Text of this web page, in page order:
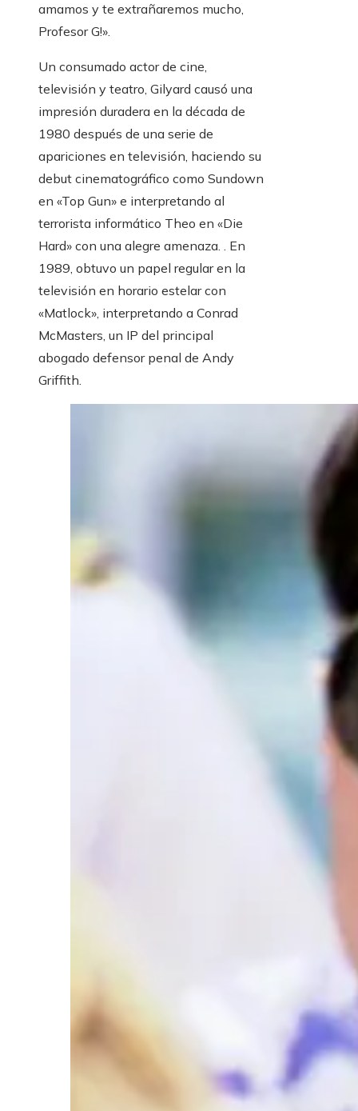
amamos y te extrañaremos mucho,
Profesor G!».
Un consumado actor de cine,
televisión y teatro, Gilyard causó una
impresión duradera en la década de
1980 después de una serie de
apariciones en televisión, haciendo su
debut cinematográfico como Sundown
en «Top Gun» e interpretando al
terrorista informático Theo en «Die
Hard» con una alegre amenaza. . En
1989, obtuvo un papel regular en la
televisión en horario estelar con
«Matlock», interpretando a Conrad
McMasters, un IP del principal
abogado defensor penal de Andy
Griffith.